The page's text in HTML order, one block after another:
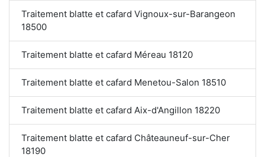
Traitement blatte et cafard Vignoux-sur-Barangeon
18500
Traitement blatte et cafard Méreau 18120
Traitement blatte et cafard Menetou-Salon 18510
Traitement blatte et cafard Aix-d'Angillon 18220
Traitement blatte et cafard Châteauneuf-sur-Cher
18190